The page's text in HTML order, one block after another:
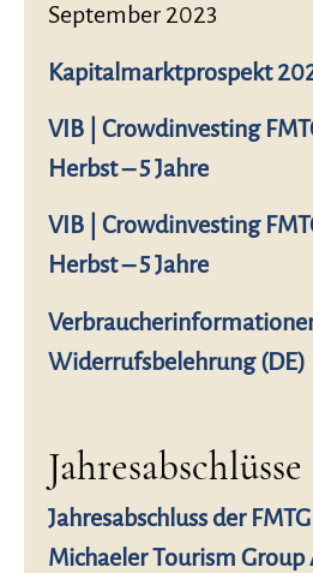
September 2023
Kapitalmarktprospekt
VIB | Crowdinvesting
Herbst – 5 Jahre
VIB | Crowdinvesting
Herbst – 5 Jahre
Widerrufsbelehrung (DE)
Jahresabschluss der
Michaeler Tourism Group